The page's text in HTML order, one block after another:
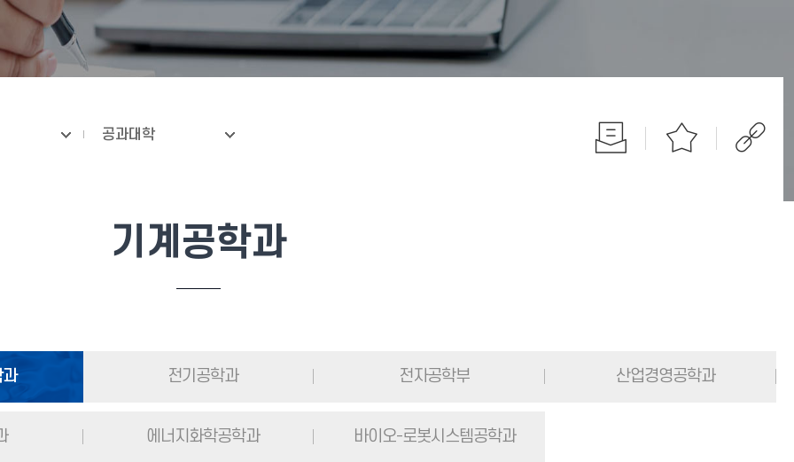
공과대학
기계공학과
전기공학과 전자공학부 산업경영공학과
에너지화학공학과 바이오-로봇시스템공학과